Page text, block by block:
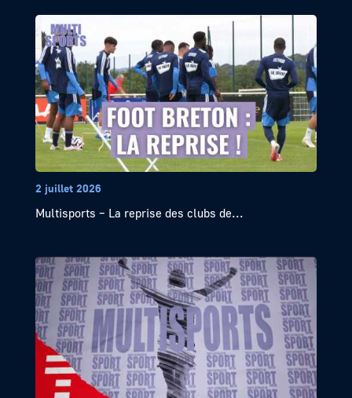
2 juillet 2026
Multisports – La reprise des clubs de...